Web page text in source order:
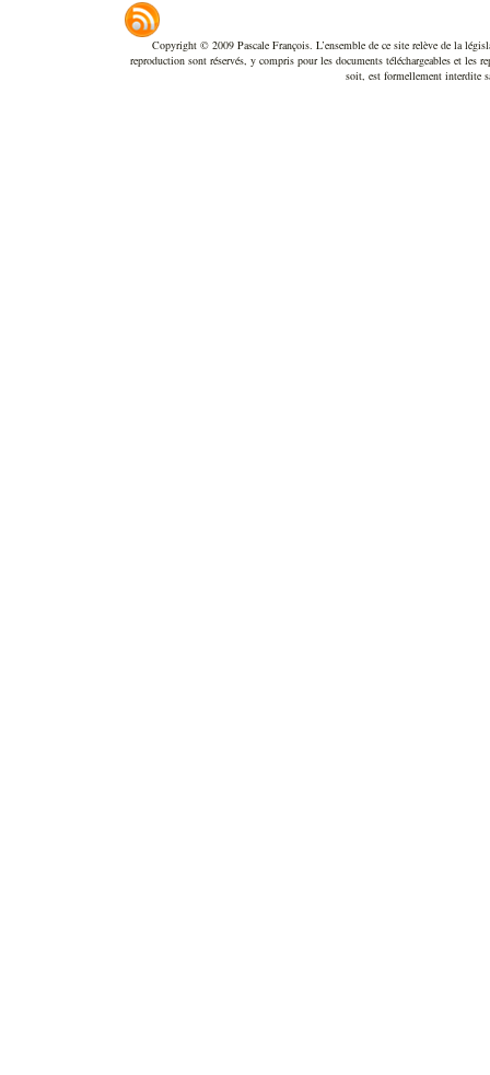
Copyright © 2009 Pascale François. L’ensemble de ce site relève de la
reproduction sont réservés, y compris pour les documents téléchargeables et les
soit, est formellement interdite